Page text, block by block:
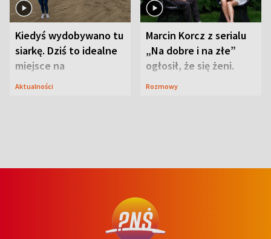
Kiedyś wydobywano tu
siarkę. Dziś to idealne
miejsce na
wypoczynek
Aktualności
Marcin Korcz z serialu
„Na dobre i na złe”
ogłosił, że się żeni.
Zdradził, co zmienił
Rozmowy